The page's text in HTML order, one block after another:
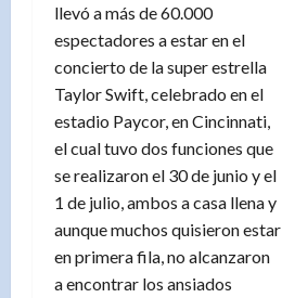
llevó a más de 60.000
espectadores a estar en el
concierto de la super estrella
Taylor Swift, celebrado en el
estadio Paycor, en Cincinnati,
el cual tuvo dos funciones que
se realizaron el 30 de junio y el
1 de julio, ambos a casa llena y
aunque muchos quisieron estar
en primera fila, no alcanzaron
a encontrar los ansiados